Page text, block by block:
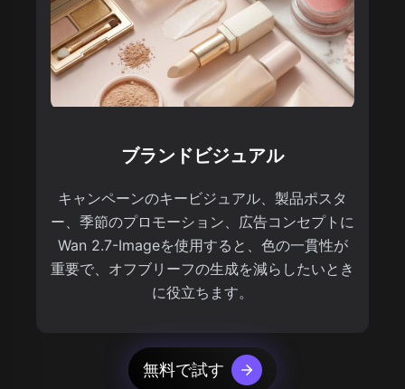
ブランドビジュアル
キャンペーンのキービジュアル、製品ポスタ
ー、季節のプロモーション、広告コンセプトに
Wan 2.7-Imageを使用すると、色の一貫性が
重要で、オフブリーフの生成を減らしたいとき
に役立ちます。
無料で試す